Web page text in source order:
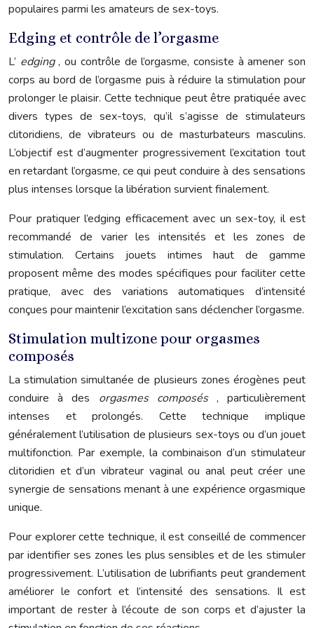
populaires parmi les amateurs de sex-toys.
Edging et contrôle de l’orgasme
L’ edging, ou contrôle de l’orgasme, consiste à amener son
corps au bord de l’orgasme puis à réduire la stimulation pour
prolonger le plaisir. Cette technique peut être pratiquée avec
divers types de sex-toys, qu’il s’agisse de stimulateurs
clitoridiens, de vibrateurs ou de masturbateurs masculins.
L’objectif est d’augmenter progressivement l’excitation tout
en retardant l’orgasme, ce qui peut conduire à des sensations
plus intenses lorsque la libération survient finalement.
Pour pratiquer l’edging efficacement avec un sex-toy, il est
recommandé de varier les intensités et les zones de
stimulation. Certains jouets intimes haut de gamme
proposent même des modes spécifiques pour faciliter cette
pratique, avec des variations automatiques d’intensité
conçues pour maintenir l’excitation sans déclencher l’orgasme.
Stimulation multizone pour orgasmes
composés
La stimulation simultanée de plusieurs zones érogènes peut
conduire à des orgasmes composés , particulièrement
intenses et prolongés. Cette technique implique
généralement l’utilisation de plusieurs sex-toys ou d’un jouet
multifonction. Par exemple, la combinaison d’un stimulateur
clitoridien et d’un vibrateur vaginal ou anal peut créer une
synergie de sensations menant à une expérience orgasmique
unique.
Pour explorer cette technique, il est conseillé de commencer
par identifier ses zones les plus sensibles et de les stimuler
progressivement. L’utilisation de lubrifiants peut grandement
améliorer le confort et l’intensité des sensations. Il est
important de rester à l’écoute de son corps et d’ajuster la